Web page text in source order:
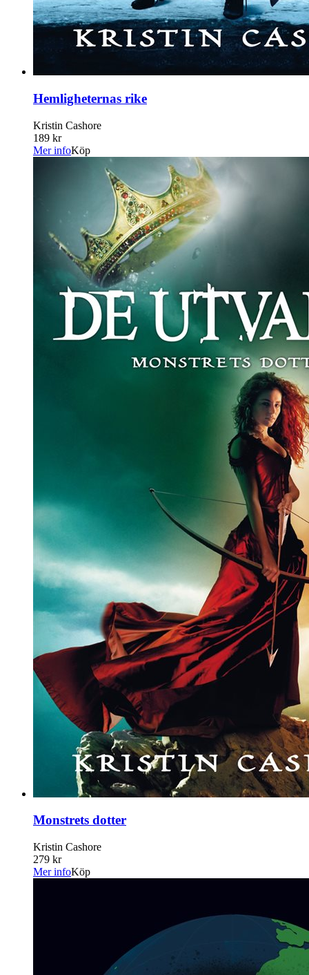
Hemligheternas rike
Kristin Cashore
189 kr
Mer infoKöp
Monstrets dotter
Kristin Cashore
279 kr
Mer infoKöp